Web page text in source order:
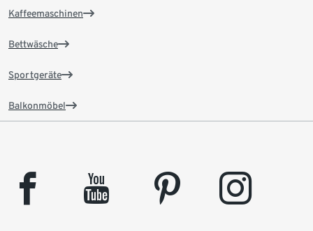
Kaffeemaschinen
Bettwäsche
Sportgeräte
Balkonmöbel
facebook youtube pinterest instagram